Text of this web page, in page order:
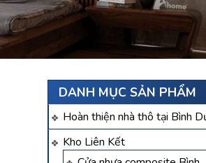
DANH MỤC SẢN PHẨM
Hoàn thiện nhà thô tại Bình
Kho Liên Kết